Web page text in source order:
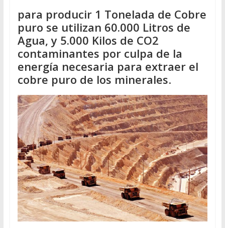
para producir 1 Tonelada de Cobre
puro se utilizan 60.000 Litros de
Agua, y 5.000 Kilos de CO2
contaminantes por culpa de la
energía necesaria para extraer el
cobre puro de los minerales.